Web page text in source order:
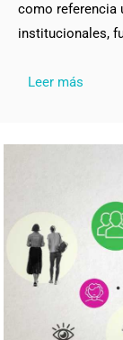
como referencia
institucionales,
Leer más